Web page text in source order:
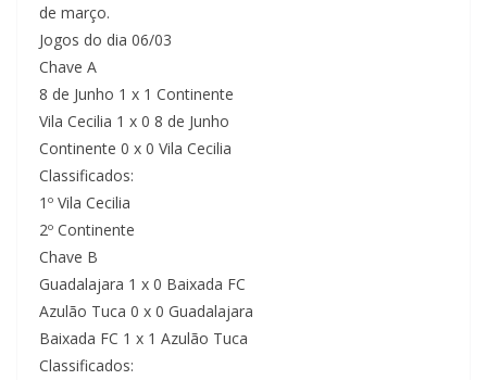
de março.
Jogos do dia 06/03
Chave A
8 de Junho 1 x 1 Continente
Vila Cecilia 1 x 0 8 de Junho
Continente 0 x 0 Vila Cecilia
Classificados:
1º Vila Cecilia
2º Continente
Chave B
Guadalajara 1 x 0 Baixada FC
Azulão Tuca 0 x 0 Guadalajara
Baixada FC 1 x 1 Azulão Tuca
Classificados: